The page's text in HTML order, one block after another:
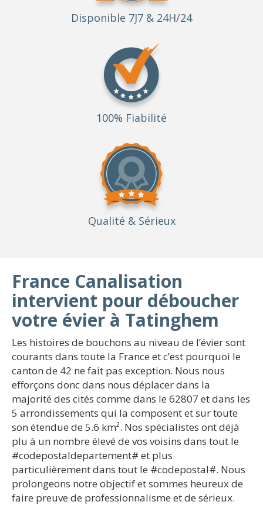
Disponible 7J7 & 24H/24
100% Fiabilité
Qualité & Sérieux
France Canalisation
intervient pour déboucher
votre évier à Tatinghem
Les histoires de bouchons au niveau de l’évier sont
courants dans toute la France et c’est pourquoi le
canton de 42 ne fait pas exception. Nous nous
efforçons donc dans nous déplacer dans la
majorité des cités comme dans le 62807 et dans les
5 arrondissements qui la composent et sur toute
son étendue de 5.6 km². Nos spécialistes ont déjà
plu à un nombre élevé de vos voisins dans tout le
#codepostaldepartement# et plus
particulièrement dans tout le #codepostal#. Nous
prolongeons notre objectif et sommes heureux de
faire preuve de professionnalisme et de sérieux.